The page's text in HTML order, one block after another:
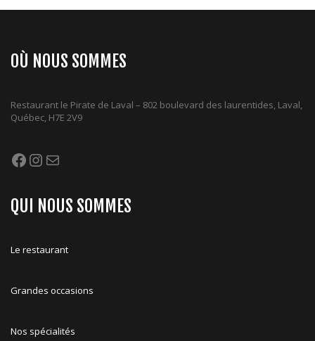
OÙ NOUS SOMMES
Restaurant le Pirate de Laval – 802 boulevard des laurentides, Laval,
Québec, H7E 2V9
Facebook
Instagram
Mail
QUI NOUS SOMMES
Le restaurant
Grandes occasions
Nos spécialités